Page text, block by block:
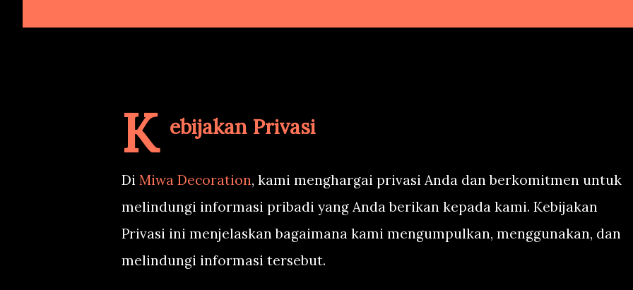
K ebijakan Privasi
Di Miwa Decoration, kami menghargai privasi Anda dan berkomitmen untuk
melindungi informasi pribadi yang Anda berikan kepada kami. Kebijakan
Privasi ini menjelaskan bagaimana kami mengumpulkan, menggunakan, dan
melindungi informasi tersebut.